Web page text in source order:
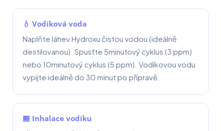
💧 Vodíková voda
Naplňte láhev Hydroxu čistou vodou (ideálně
destilovanou). Spusťte 5minutový cyklus (3 ppm)
nebo 10minutový cyklus (5 ppm). Vodíkovou vodu
vypijte ideálně do 30 minut po přípravě.
🏪 Inhalace vodíku